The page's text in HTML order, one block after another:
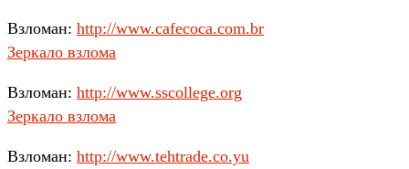
Взломан: http://www.cafecoca.com.br
Зеркало взлома
Взломан: http://www.sscollege.org
Зеркало взлома
Взломан: http://www.tehtrade.co.yu